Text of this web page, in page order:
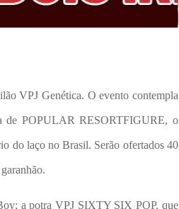
VPJ Genética. O evento contempla
de POPULAR RESORTFIGURE, o
do laço no Brasil. Serão ofertados 40
a potra VPJ SIXTY SIX POP, que